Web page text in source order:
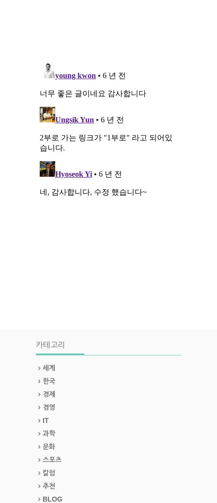
카테고리
세계
한국
경제
경영
IT
과학
문화
스포츠
칼럼
추천
BLOG